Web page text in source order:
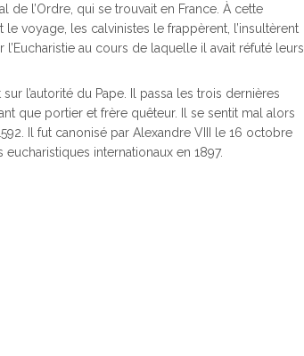
de l’Ordre, qui se trouvait en France. À cette
voyage, les calvinistes le frappèrent, l’insultèrent
au cours de laquelle il avait réfuté leurs
l’autorité du Pape. Il passa les trois dernières
que portier et frère quêteur. Il se sentit mal alors
Il fut canonisé par Alexandre VIII le 16 octobre
internationaux en 1897.